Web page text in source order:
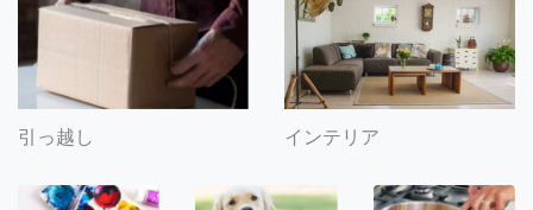
引っ越し インテリア